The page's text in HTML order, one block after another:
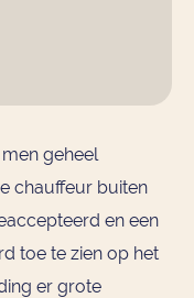
geheel
chauffeur buiten
en een
toe te zien op het
er grote